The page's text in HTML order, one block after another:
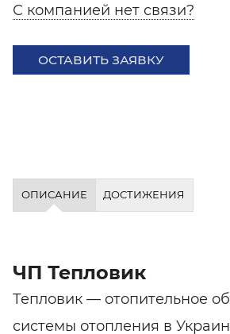
С компанией нет связи?
ОСТАВИТЬ ЗАЯВКУ
ОПИСАНИЕ ДОСТИЖЕНИЯ
ЧП Тепловик
Тепловик — отопительное
системы отопления в